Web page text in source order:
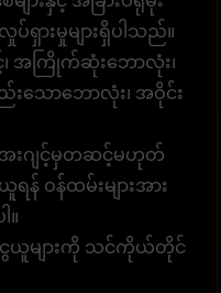
ပ်ရှားမှုများရှိပါသည်။
အကြိုက်ဆုံးဘောလုံး၊
ောဘောလုံး၊ အဝိုင်း
ေးဂျင့်မှတဆင့်မဟုတ်
ရန် ဝန်ထမ်းများအား
။
းငွေယူများကို သင်ကိုယ်တိုင်